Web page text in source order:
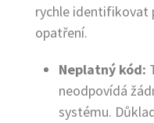
rychle identifikovat
opatření.
Neplatný kód:
neodpovídá
systému.